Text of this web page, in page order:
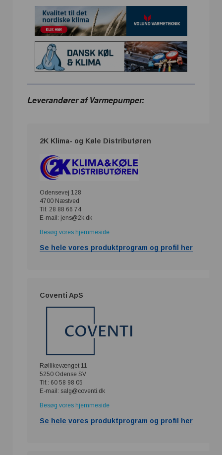
Leverandører af Varmepumper:
2K Klima- og Køle Distributøren
Odensevej 128
4700 Næstved
Tlf. 28 88 66 74
E-mail: jens@2k.dk
Besøg vores hjemmeside
Se hele vores produktprogram og profil her
Coventi ApS
Røllikevænget 11
5250 Odense SV
Tlf.: 60 58 98 05
E-mail: salg@coventi.dk
Besøg vores hjemmeside
Se hele vores produktprogram og profil her